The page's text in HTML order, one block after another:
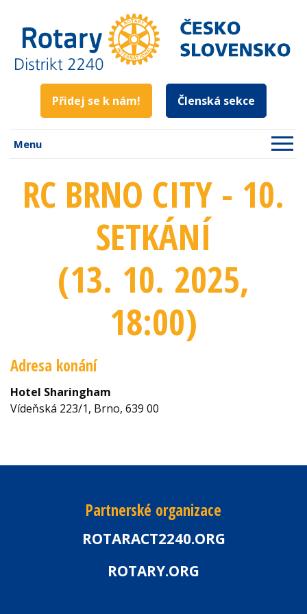
Přidej se k nám! Členská sekce
Menu
RC BRNO CITY - 10.
SETKÁNÍ
(13. 10. 2025,
18:00)
Adresa konání
Hotel Sharingham
Vídeňská 223/1, Brno, 639 00
Partnerské organizace
ROTARACT2240.ORG
ROTARY.ORG